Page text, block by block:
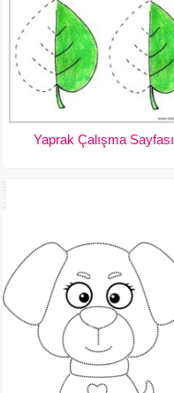
Yaprak Çalışma Sayfası